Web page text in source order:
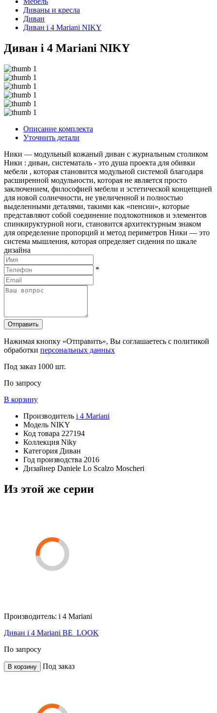
Диваны и кресла
Диван
Диван i 4 Mariani NIKY
Диван i 4 Mariani NIKY
Описание комплекта
Уточнить детали
Ники — модульный кожаный диван с журнальным столиком
Ники : диван, систематаль - это душа проекта для обивки
мебели , которая становится модульной системой благодаря
расширенной модульности, которая не является просто
заключением, философией мебели и эстетической концепцией
для новой солнечности, не увеличенной и полностью
выделенными деталями, такими как «пенсии», которые
представляют собой соединение подлокотников и элементов
спинкируктурной ноги, становится архитектурным знаком
для определение пропорций и метод периметров Ники — это
система мышления, которая определяет сидения по шкале
дизайна
*
Отправить
Нажимая кнопку «Отправить», Вы соглашаетесь с политикой
обработки персональных данных
Под заказ 1000 шт.
По запросу
В корзину
Производитель i 4 Mariani
Модель NIKY
Код товара 227194
Коллекция Niky
Категория Диван
Год производства 2016
Дизайнер Daniele Lo Scalzo Moscheri
Из этой же серии
Производитель: i 4 Mariani
Диван i 4 Mariani BE_LOOK
По запросу
В корзину Под заказ